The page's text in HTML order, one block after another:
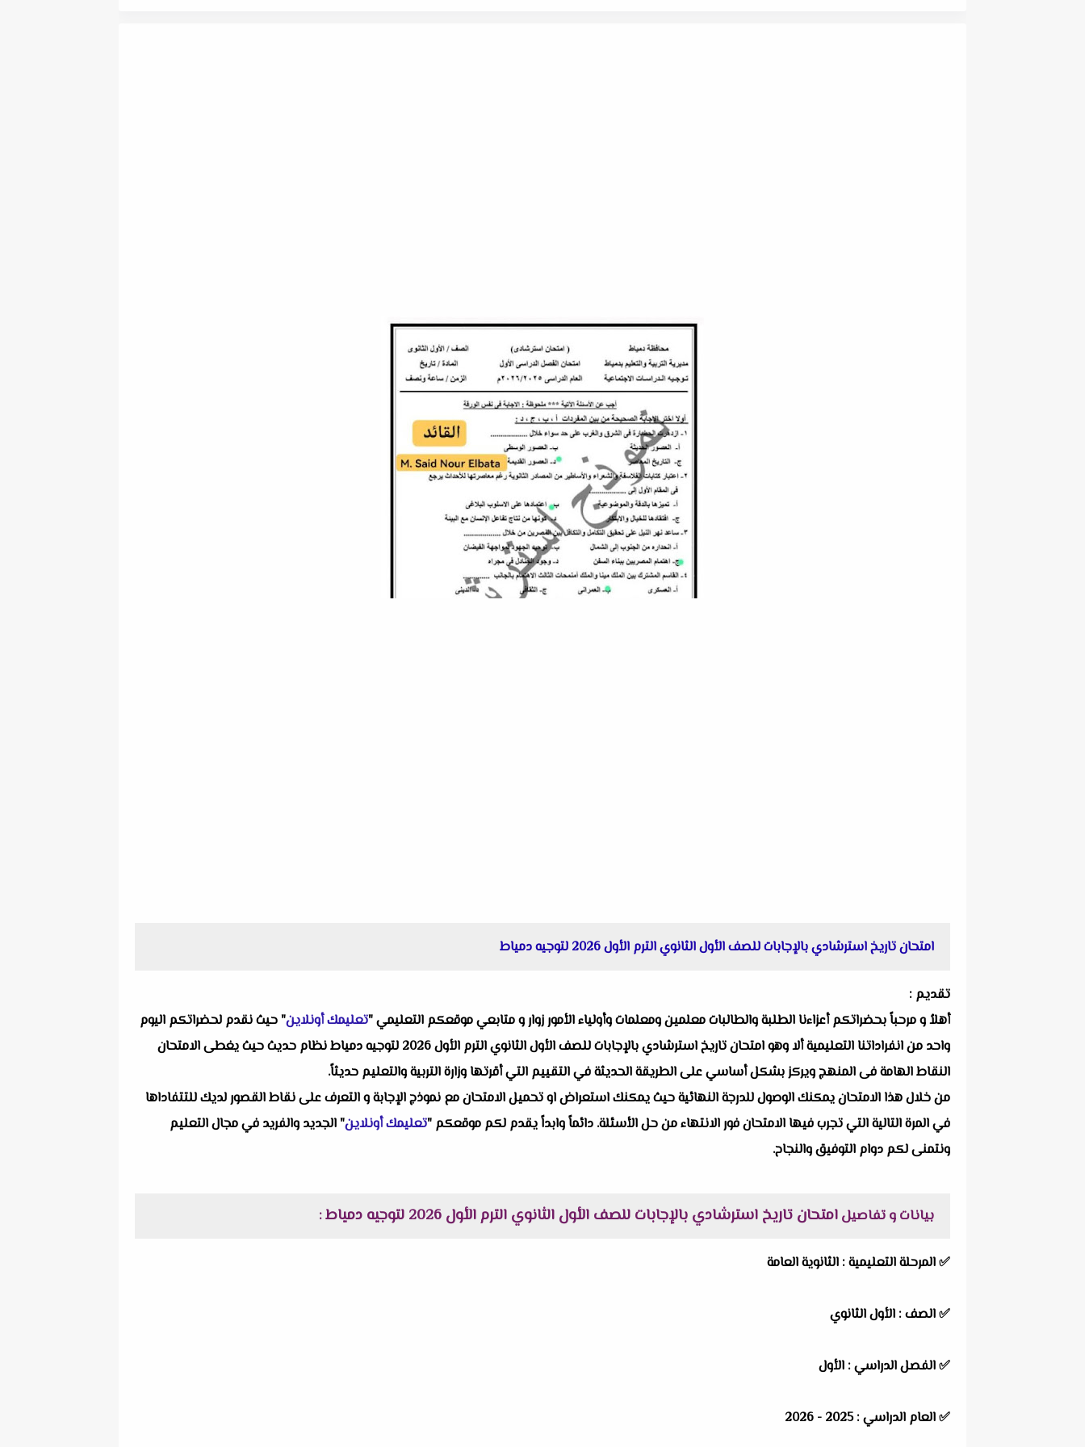
امتحان تاريخ استرشادي بالإجابات للصف الأول الثانوي الترم الأول 2026 لتوجيه دمياط
تقديم :
أهلاُ و مرحباً بحضراتكم أعزاءنا الطلبة والطالبات معلمين ومعلمات وأولياء الأمور زوار و متابعي موقعكم التعليمي "تعليمك أونلاين" حيث نقدم لحضراتكم اليوم
واحد من انفراداتنا التعليمية ألا وهو امتحان تاريخ استرشادي بالإجابات للصف الأول الثانوي الترم الأول 2026 لتوجيه دمياط نظام حديث حيث يغطى الامتحان
النقاط الهامة فى المنهج ويركز بشكل أساسي على الطريقة الحديثة في التقييم التي أقرتها وزارة التربية والتعليم حديثاً.
من خلال هذا الامتحان يمكنك الوصول للدرجة النهائية حيث يمكنك استعراض او تحميل الامتحان مع نموذج الإجابة و التعرف على نقاط القصور لديك للتتفاداها
في المرة التالية التي تجرب فيها الامتحان فور الانتهاء من حل الأسئلة. دائماً وابداً يقدم لكم موقعكم "تعليمك أونلاين" الجديد والفريد في مجال التعليم
ونتمنى لكم دوام التوفيق والنجاح.
بيانات و تفاصيلامتحان تاريخ استرشادي بالإجابات للصف الأول الثانوي الترم الأول 2026 لتوجيه دمياط :
✅المرحلة التعليمية : الثانوية العامة
✅الصف : الأول الثانوي
✅الفصل الدراسي : الأول
✅العام الدراسي :2025 - 2026